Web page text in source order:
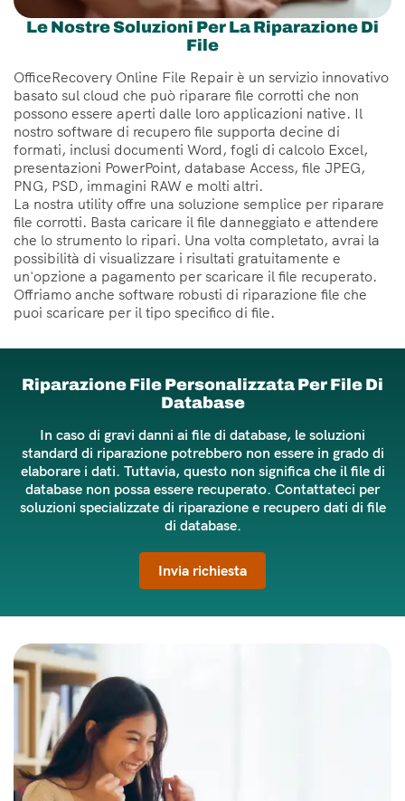
Le Nostre Soluzioni Per La Riparazione Di
File
OfficeRecovery Online File Repair è un servizio innovativo
basato sul cloud che può riparare file corrotti che non
possono essere aperti dalle loro applicazioni native. Il
nostro software di recupero file supporta decine di
formati, inclusi documenti Word, fogli di calcolo Excel,
presentazioni PowerPoint, database Access, file JPEG,
PNG, PSD, immagini RAW e molti altri.
La nostra utility offre una soluzione semplice per riparare
file corrotti. Basta caricare il file danneggiato e attendere
che lo strumento lo ripari. Una volta completato, avrai la
possibilità di visualizzare i risultati gratuitamente e
un'opzione a pagamento per scaricare il file recuperato.
Offriamo anche software robusti di riparazione file che
puoi scaricare per il tipo specifico di file.
Riparazione File Personalizzata Per File Di
Database
In caso di gravi danni ai file di database, le soluzioni
standard di riparazione potrebbero non essere in grado di
elaborare i dati. Tuttavia, questo non significa che il file di
database non possa essere recuperato. Contattateci per
soluzioni specializzate di riparazione e recupero dati di file
di database.
Invia richiesta